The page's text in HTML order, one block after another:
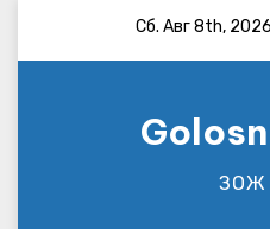
Сб. Авг 8th, 2026
ЗОЖ